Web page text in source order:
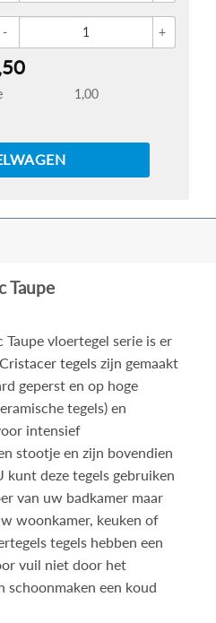
1,00
Taupe
vloertegel serie is er
Cristacer tegelszijn gemaakt
geperst en op hoge
tegels) en
intensief
stootje en zijn bovendien
deze tegels gebruiken
van uw badkamer maar
woonkamer, keuken of
tegels hebben een
vuil niet door het
schoonmaken een koud